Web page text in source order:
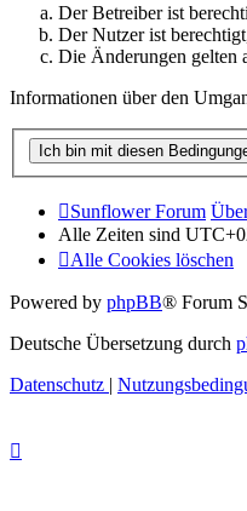
Der Betreiber ist
Der Nutzer ist
Die Änderungen gelten
Informationen über den
Sunflower Forum
Alle Zeiten sind
Alle Cookies löschen
Powered by phpBB® Forum
Deutsche Übersetzung durch
Datenschutz |